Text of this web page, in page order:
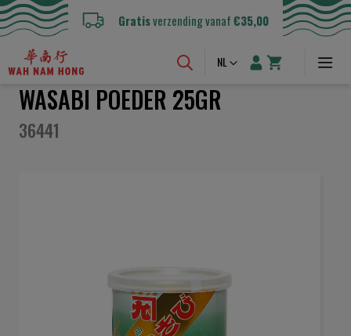
Gratisverzending vanaf€35,00
Taal
NL
WASABI POEDER 25GR
36441